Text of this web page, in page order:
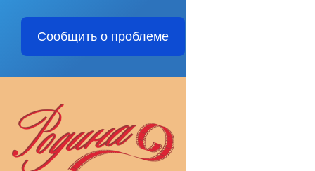
Сообщить о проблеме